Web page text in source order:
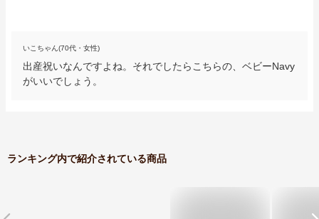
いこちゃん(70代・女性)
出産祝いなんですよね。それでしたらこちらの、ベビーNavy
がいいでしょう。
ランキング内で紹介されている商品